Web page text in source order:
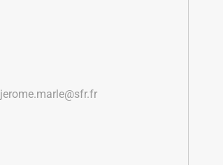
jerome.marle@sfr.fr